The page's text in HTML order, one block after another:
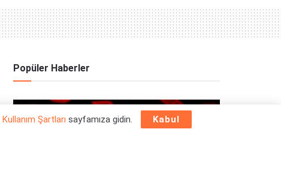
Popüler Haberler
Kullanım Şartları sayfamıza gidin. Kabul